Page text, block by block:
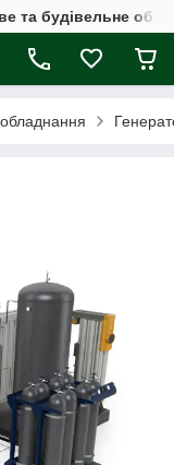
та будівельне